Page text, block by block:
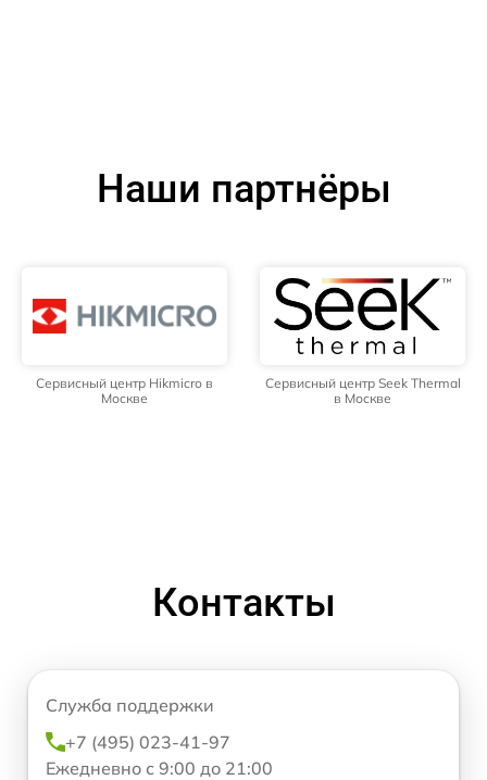
Наши партнёры
Сервисный центр Hikmicro в
Москве
Сервисный центр Seek Thermal
в Москве
Контакты
Служба поддержки
+7 (495) 023-41-97
Ежедневно с 9:00 до 21:00